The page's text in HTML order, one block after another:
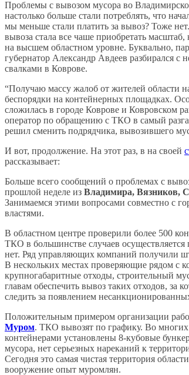
Проблемы с вывозом мусора во
настолько больше стали потреблять, что
мы меньше стали платить за вывоз? Тоже
вывоза стала все чаше приобретать масштаб,
на высшем областном уровне. Буквально,
губернатор Александр Авдеев разбирался с
свалками в Коврове.
“Получаю массу жалоб от жителей области
беспорядки на контейнерных площадках.
сложилась в городе Коврове и Ковровском
оператор по обращению с ТКО в самый
решил сменить подрядчика, вывозившего
И вот, продолжение. На этот раз, в на своей
рассказывает:
Больше всего сообщений о проблемах с
прошлой неделе из Владимира, Вязников,
Занимаемся этими вопросами совместно с
властями.
В областном центре проверили более 500
ТКО в большинстве случаев
нет. Ряд управляющих компаний получили
В нескольких местах проверяющие рядом с
крупногабаритные отходы, строительный
главам обеспечить вывоз таких отходов, за
следить за появлением
Положительным примером организации
Муром. ТКО вывозят по графику. Во
контейнерами установлены 8-кубовые
мусора, нет серьезных нареканий к
Сегодня это самая чистая территория
вооружение опыт муромлян.